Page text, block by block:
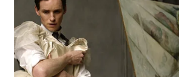
WN
MANDALIKA
WN